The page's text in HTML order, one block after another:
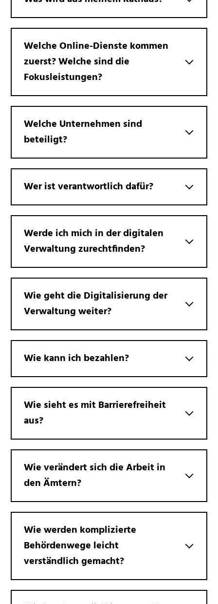
Welche Online-Dienste kommen
zuerst? Welche sind die
Fokusleistungen?
Welche Unternehmen sind
beteiligt?
Wer ist verantwortlich dafür?
Werde ich mich in der digitalen
Verwaltung zurechtfinden?
Wie geht die Digitalisierung der
Verwaltung weiter?
Wie kann ich bezahlen?
Wie sieht es mit Barrierefreiheit
aus?
Wie verändert sich die Arbeit in
den Ämtern?
Wie werden komplizierte
Behördenwege leicht
verständlich gemacht?